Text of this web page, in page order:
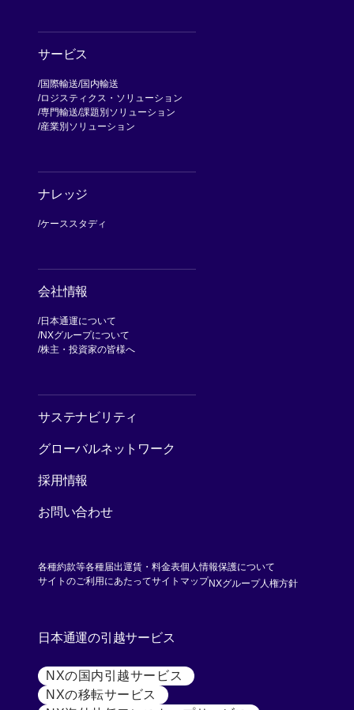
サービス
国際輸送 国内輸送
ロジスティクス・ソリューション
専門輸送 課題別ソリューション
産業別ソリューション
ナレッジ
ケーススタディ
会社情報
日本通運について
NXグループについて
株主・投資家の皆様へ
サステナビリティ
グローバルネットワーク
採用情報
お問い合わせ
各種約款等各種届出運賃・料金表個人情報保護について
サイトのご利用にあたってサイトマップNXグループ人権方針
日本通運の引越サービス
NXの国内引越サービス [別ウィンドウで開く]
NXの移転サービス [別ウィンドウで開く]